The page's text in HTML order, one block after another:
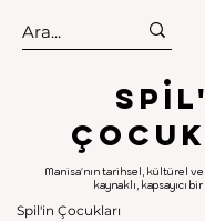
.
Manisa'nın tarihsel, kültürel
kaynaklı, kapsayıcı
Spil'in Çocukları